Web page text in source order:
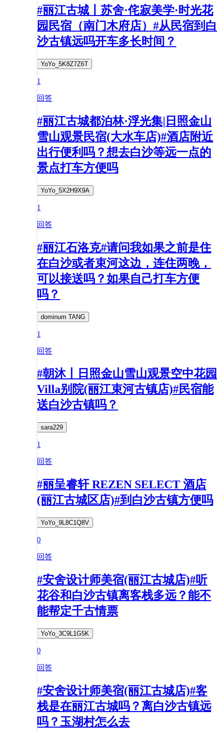
#丽江古城丨苏舍·侘寂美学·时光花
园民宿（南门木府店）#从民宿到白
沙古镇远吗开车多长时间？
YoYo_5K8Z7Z6T
1
回答
#丽江古城都泊林·浮光集|日照金山
雪山观景民宿(大水车店)#酒店附近
出行便利吗？想去白沙等远一点的
景点打车方便吗
YoYo_5X2H9X9A
1
回答
#丽江石洛克#请问我如果之前是住
在白沙或者束河这边，连住两晚，
可以接送吗？如果自己打车方便
吗？
dominum TANG
1
回答
#朝沐丨日照金山雪山观景空中花园
Villa别院(丽江束河古镇店)#民宿能
送白沙古镇吗？
sara229
1
回答
#丽呈睿轩 REZEN SELECT 酒店
(丽江古城区店)#到白沙古镇方便吗
YoYo_9L8C1Q8V
0
回答
#安舍设计师美宿(丽江古城店)#听
花谷和白沙古镇离客栈多远？能不
能帮定千古情票
YoYo_3C9L1G5K
0
回答
#安舍设计师美宿(丽江古城店)#客
栈是在丽江古城吗？离白沙古镇远
吗？玉湖村怎么去